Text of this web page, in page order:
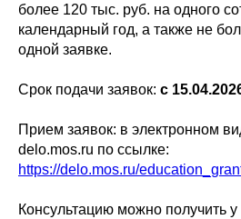
более 120 тыс. руб. на одного
календарный год, а также не
одной заявке.
Срок подачи заявок: с
Прием заявок: в электронном
delo.mos.ru по ссылке:
https://delo.mos.ru/
Консультацию можно получить